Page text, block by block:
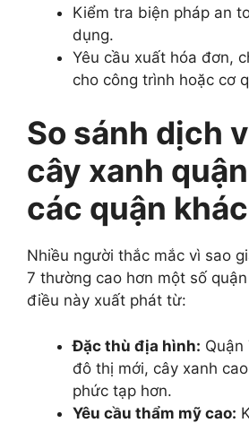
Kiểm tra biện pháp an
dụng.
Yêu cầu xuất hóa đơn,
cho công trình hoặc cơ
So sánh dịch
cây xanh
các quận khác
Nhiều người thắc mắc vì sao
7 thường cao hơn một số
điều này xuất phát từ:
Đặc thù địa hình: Quận
đô thị mới, cây xanh
phức tạp hơn.
Yêu cầu thẩm mỹ cao: